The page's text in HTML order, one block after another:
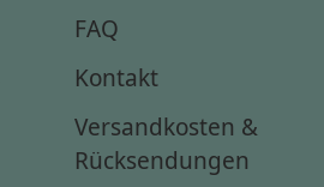
FAQ
Kontakt
Versandkosten &
Rücksendungen